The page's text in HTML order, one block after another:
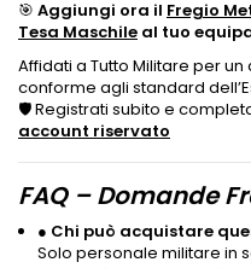
🎯 Aggiungi ora il Fregio
Tesa Maschile al tuo
Affidati a Tutto Militare per
conforme agli standard
🛡️ Registrati subito e
account riservato
FAQ – Domande
● Chi può acquistare
Solo personale militare in